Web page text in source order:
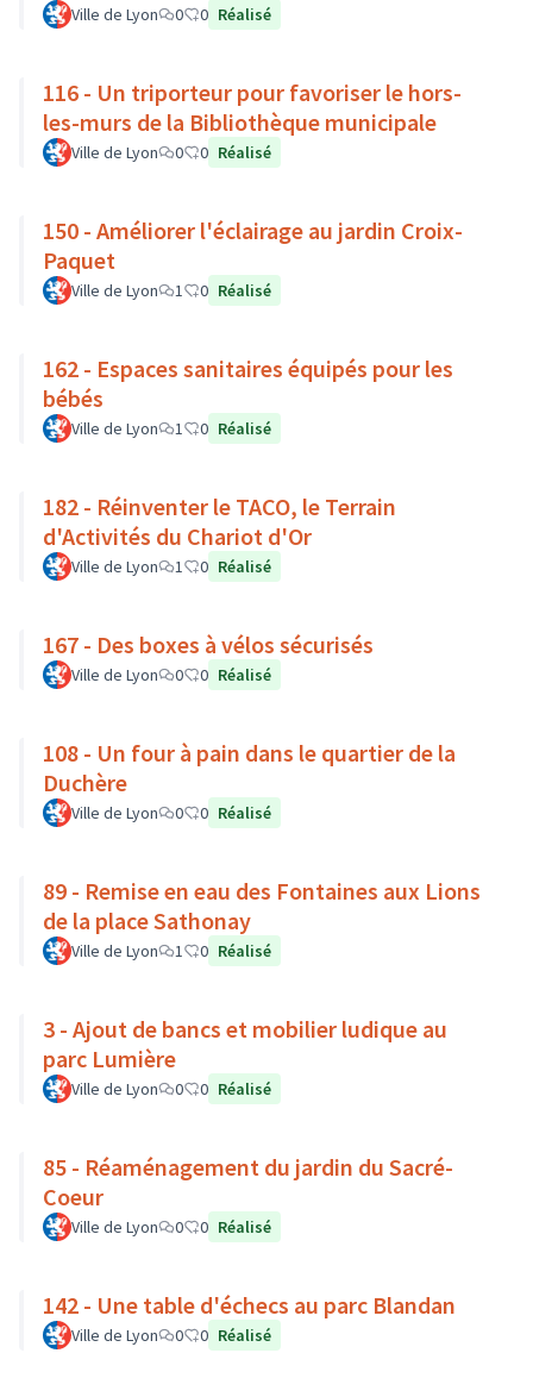
Ville de Lyon 0 0 Réalisé
116 - Un triporteur pour favoriser le hors-
les-murs de la Bibliothèque municipale
Ville de Lyon 0 0 Réalisé
150 - Améliorer l'éclairage au jardin Croix-
Paquet
Ville de Lyon 1 0 Réalisé
162 - Espaces sanitaires équipés pour les
bébés
Ville de Lyon 1 0 Réalisé
182 - Réinventer le TACO, le Terrain
d'Activités du Chariot d'Or
Ville de Lyon 1 0 Réalisé
167 - Des boxes à vélos sécurisés
Ville de Lyon 0 0 Réalisé
108 - Un four à pain dans le quartier de la
Duchère
Ville de Lyon 0 0 Réalisé
89 - Remise en eau des Fontaines aux Lions
de la place Sathonay
Ville de Lyon 1 0 Réalisé
3 - Ajout de bancs et mobilier ludique au
parc Lumière
Ville de Lyon 0 0 Réalisé
85 - Réaménagement du jardin du Sacré-
Coeur
Ville de Lyon 0 0 Réalisé
142 - Une table d'échecs au parc Blandan
Ville de Lyon 0 0 Réalisé